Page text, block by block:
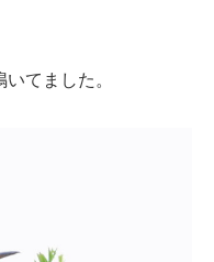
てました。